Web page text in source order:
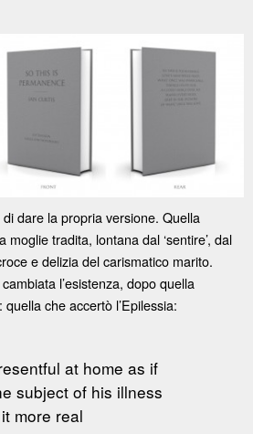
dare la propria versione. Quella
tradita, lontana dal ‘sentire’, dal
e delizia del carismatico marito.
l’esistenza, dopo quella
che accertò l’Epilessia:
at home as if
subject of his illness
more real